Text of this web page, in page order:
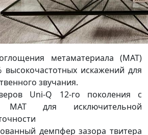
метаматериала (MAT)
высокочастотных искажений для
звучания.
Uni-Q 12-го поколения с
MAT для исключительной
демпфер зазора твитера